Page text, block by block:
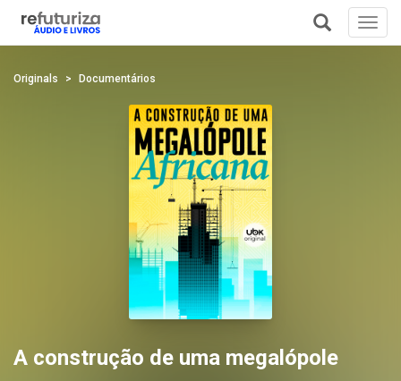
Originals Documentários
A construção de uma megalópole